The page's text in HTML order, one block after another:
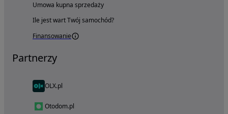
Umowa kupna sprzedaży
Ile jest wart Twój samochód?
Finansowanie
Partnerzy
OLX.pl
Otodom.pl